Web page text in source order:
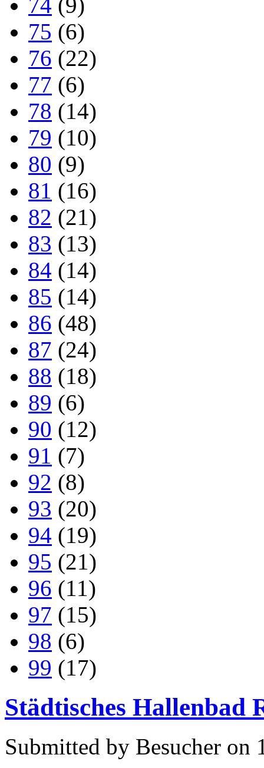
75 (6)
76 (22)
77 (6)
78 (14)
79 (10)
80 (9)
81 (16)
82 (21)
83 (13)
84 (14)
85 (14)
86 (48)
87 (24)
88 (18)
89 (6)
90 (12)
91 (7)
92 (8)
93 (20)
94 (19)
95 (21)
96 (11)
97 (15)
98 (6)
99 (17)
Städtisches Hallenbad
Submitted by Besucher on